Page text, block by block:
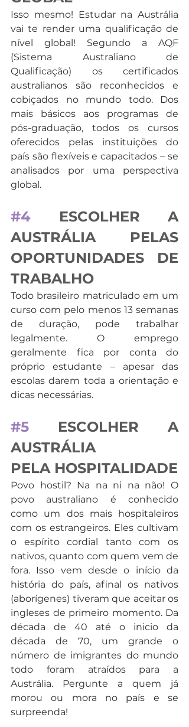
Isso mesmo! Estudar na Austrália
vai te render uma qualificação de
nível global! Segundo a AQF
(Sistema Australiano de
Qualificação) os certificados
australianos são reconhecidos e
cobiçados no mundo todo. Dos
mais básicos aos programas de
pós-graduação, todos os cursos
oferecidos pelas instituições do
país são flexíveis e capacitados – se
analisados por uma perspectiva
global.
#4 ESCOLHER A
AUSTRÁLIA PELAS
OPORTUNIDADES DE
TRABALHO
Todo brasileiro matriculado em um
curso com pelo menos 13 semanas
de duração, pode trabalhar
legalmente. O emprego
geralmente fica por conta do
próprio estudante – apesar das
escolas darem toda a orientação e
dicas necessárias.
#5 ESCOLHER A
AUSTRÁLIA
PELA HOSPITALIDADE
Povo hostil? Na na ni na não! O
povo australiano é conhecido
como um dos mais hospitaleiros
com os estrangeiros. Eles cultivam
o espírito cordial tanto com os
nativos, quanto com quem vem de
fora. Isso vem desde o início da
história do país, afinal os nativos
(aborígenes) tiveram que aceitar os
ingleses de primeiro momento. Da
década de 40 até o inicio da
década de 70, um grande o
número de imigrantes do mundo
todo foram atraídos para a
Austrália. Pergunte a quem já
morou ou mora no país e se
surpreenda!